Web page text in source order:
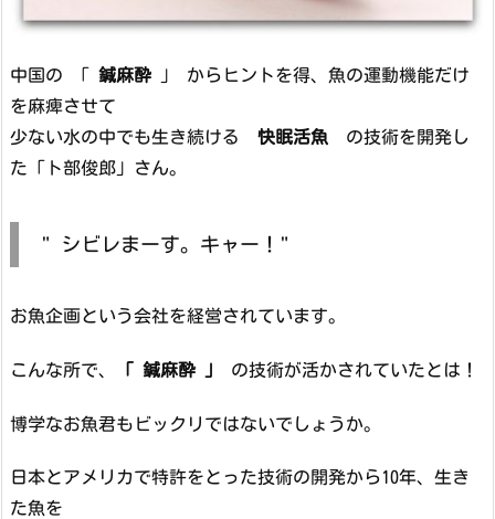
中国の 「 鍼麻酔 」 からヒントを得、魚の運動機能だけ
を麻痺させて
少ない水の中でも生き続ける 快眠活魚 の技術を開発し
た「ト部俊郎」さん。
" シビレまーす。キャー！"
お魚企画という会社を経営されています。
こんな所で、 「 鍼麻酔 」 の技術が活かされていたとは！
博学なお魚君もビックリではないでしょうか。
日本とアメリカで特許をとった技術の開発から10年、生き
た魚を